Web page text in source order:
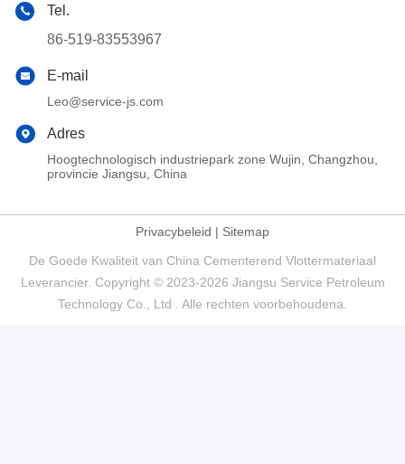
Tel.
86-519-83553967
E-mail
Leo@service-js.com
Adres
Hoogtechnologisch industriepark zone Wujin, Changzhou,
provincie Jiangsu, China
Privacybeleid | Sitemap
De Goede Kwaliteit van China Cementerend Vlottermateriaal
Leverancier. Copyright © 2023-2026 Jiangsu Service Petroleum
Technology Co., Ltd . Alle rechten voorbehoudena.